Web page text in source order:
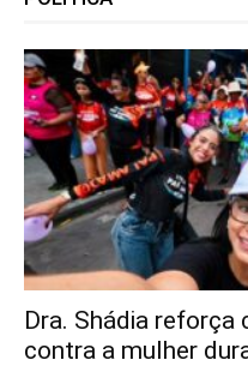
Dra. Shádia
contra a mulher